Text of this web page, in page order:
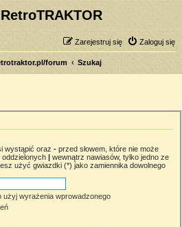
Zaloguj się
Zarejestruj się
forum Szukaj
wystąpić oraz - przed słowem, które nie może
oddzielonych | wewnątrz nawiasów, tylko jedno ze
użyć gwiazdki (*) jako zamiennika dowolnego
wyrażenia wprowadzonego